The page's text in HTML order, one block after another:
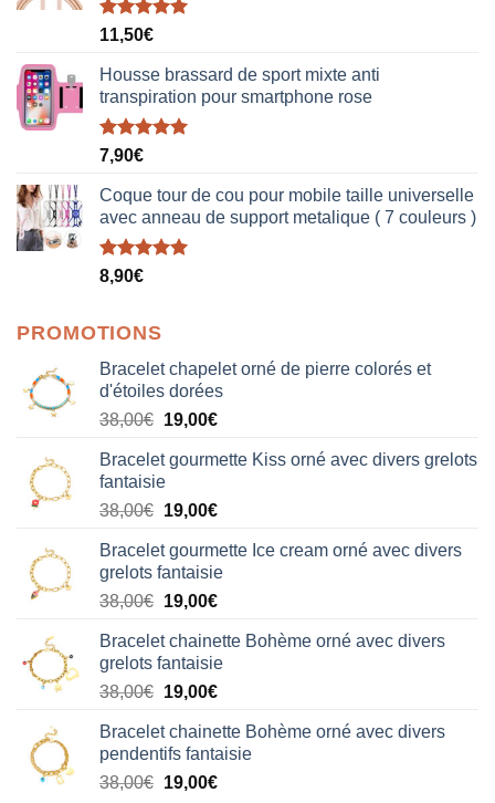
Note5.00
11,50€
Housse brassard de sport mixte anti
transpiration pour smartphone rose
Note5.00
7,90€
Coque tour de cou pour mobile taille universelle
avec anneau de support metalique ( 7 couleurs )
Note5.00
8,90€
PROMOTIONS
Bracelet chapelet orné de pierre colorés et
d'étoiles dorées
38,00€ Le
initial
était :
38,00€.
19,00€Le
actuel
19,00€.
Bracelet gourmette Kiss orné avec divers grelots
fantaisie
38,00€ Le
initial
était :
38,00€.
19,00€Le
actuel
est :
19,00€.
Bracelet gourmette Ice cream orné avec divers
grelots fantaisie
38,00€ Le
initial
était :
38,00€.
19,00€Le
actuel
est :
19,00€.
Bracelet chainette Bohème orné avec divers
grelots fantaisie
38,00€ Le
initial
était :
38,00€.
19,00€Le
actuel
est :
19,00€.
Bracelet chainette Bohème orné avec divers
pendentifs fantaisie
38,00€ Le
19,00€Le